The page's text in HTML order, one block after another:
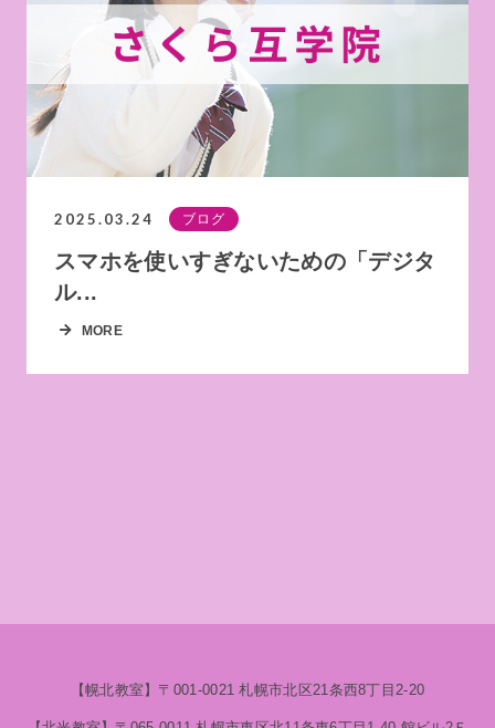
2025.03.24 ブログ
スマホを使いすぎないための「デジタ
ル...
MORE
【幌北教室】​〒001-0021 札幌市北区21条西8丁目2-20